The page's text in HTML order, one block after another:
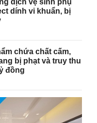
dính vi khuẩn, bị
chứa chất cấm,
bị phạt và truy thu
đồng